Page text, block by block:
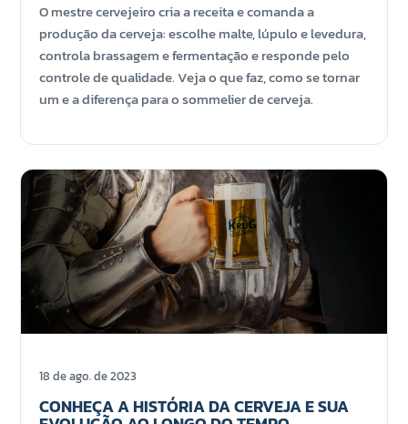
O mestre cervejeiro cria a receita e comanda a
produção da cerveja: escolhe malte, lúpulo e levedura,
controla brassagem e fermentação e responde pelo
controle de qualidade. Veja o que faz, como se tornar
um e a diferença para o sommelier de cerveja.
18 de ago. de 2023
CONHEÇA A HISTÓRIA DA CERVEJA E SUA